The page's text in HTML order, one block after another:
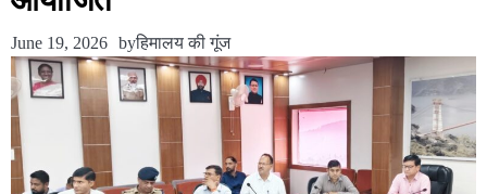
June 19, 2026 byहिमालय की गूंज